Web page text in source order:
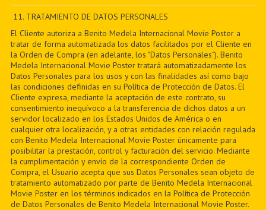
PDF BOOKS
CUSTOM PDF
11. TRATAMIENTO DE DATOS PERSONALES
El Cliente autoriza a Benito Medela Internacional Movie Poster a
tratar de forma automatizada los datos facilitados por el Cliente en
la Orden de Compra (en adelante, los "Datos Personales"). Benito
Medela Internacional Movie Poster tratará automatizadamente los
Datos Personales para los usos y con las finalidades así como bajo
las condiciones definidas en su Política de Protección de Datos. El
Cliente expresa, mediante la aceptación de este contrato, su
consentimiento inequívoco a la transferencia de dichos datos a un
servidor localizado en los Estados Unidos de América o en
cualquier otra localización, y a otras entidades con relación regulada
con Benito Medela Internacional Movie Poster únicamente para
posibilitar la prestación, control y facturación del servicio. Mediante
la cumplimentación y envío de la correspondiente Orden de
Compra, el Usuario acepta que sus Datos Personales sean objeto de
tratamiento automatizado por parte de Benito Medela Internacional
Movie Poster en los términos indicados en la Política de Protección
de Datos Personales de Benito Medela Internacional Movie Poster.